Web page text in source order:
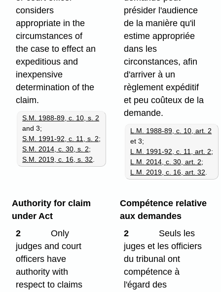
considers
appropriate in the
circumstances of
the case to effect an
expeditious and
inexpensive
determination of the
claim.
S.M. 1988-89, c. 10, s. 2
and 3;
S.M. 1991-92, c. 11, s. 2;
S.M. 2014, c. 30, s. 2;
S.M. 2019, c. 16, s. 32
présider l'audience
de la manière qu'il
estime appropriée
dans les
circonstances, afin
d'arriver à un
règlement expéditif
et peu coûteux de la
demande.
L.M. 1988-89, c. 10, art. 2
et 3;
L.M. 1991-92, c. 11, art. 2;
L.M. 2014, c. 30, art. 2;
L.M. 2019, c. 16, art. 32
Authority for claim
under Act
2
Only
judges and court
officers have
authority with
respect to claims
Compétence relative
aux demandes
2
Seuls les
juges et les officiers
du tribunal ont
compétence à
l'égard des